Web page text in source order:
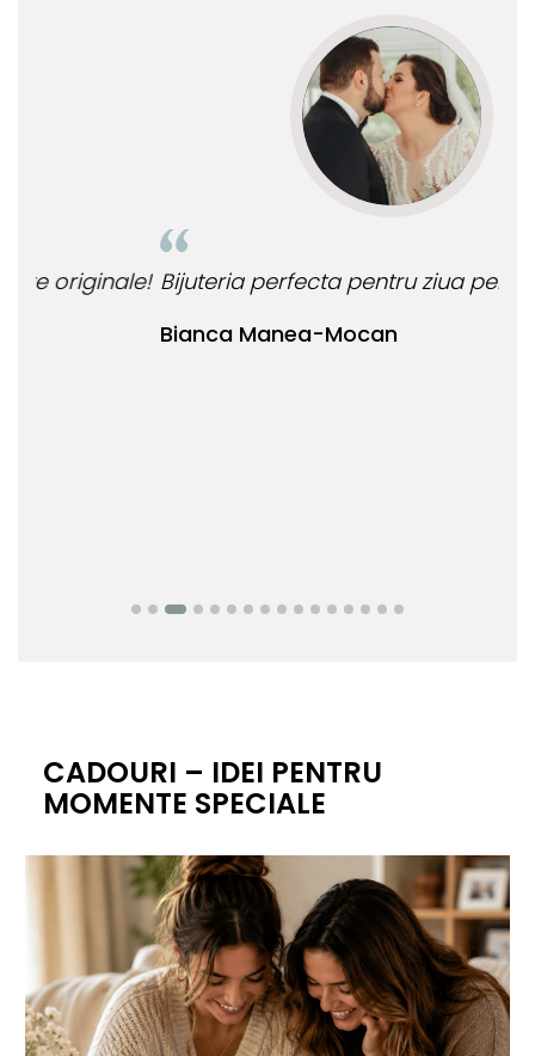
Bianca Manea-Mocan
Bijuteria perfecta pentru ziua perfecta!
CADOURI – IDEI PENTRU
MOMENTE SPECIALE